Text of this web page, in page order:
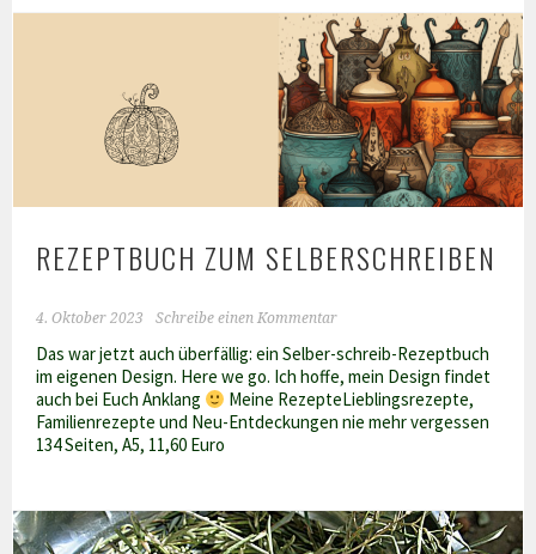
:
man
immer
REZEPTBUCH ZUM SELBERSCHREIBEN
4. Oktober 2023 Schreibe einen Kommentar
Das war jetzt auch überfällig: ein Selber-schreib-Rezeptbuch
im eigenen Design. Here we go. Ich hoffe, mein Design findet
auch bei Euch Anklang
Meine RezepteLieblingsrezepte,
Familienrezepte und Neu-Entdeckungen nie mehr vergessen
134 Seiten, A5, 11,60 Euro